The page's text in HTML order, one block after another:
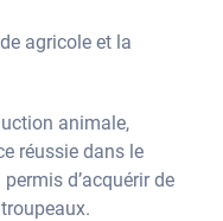
agricole et la
animale,
réussie dans le
d’acquérir de